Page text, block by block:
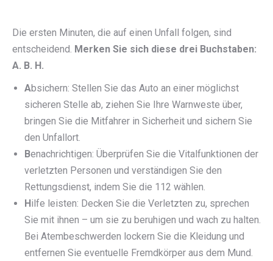
Die ersten Minuten, die auf einen Unfall folgen, sind
entscheidend. Merken Sie sich diese drei Buchstaben:
A. B. H.
Absichern: Stellen Sie das Auto an einer möglichst
sicheren Stelle ab, ziehen Sie Ihre Warnweste über,
bringen Sie die Mitfahrer in Sicherheit und sichern Sie
den Unfallort.
Benachrichtigen: Überprüfen Sie die Vitalfunktionen der
verletzten Personen und verständigen Sie den
Rettungsdienst, indem Sie die 112 wählen.
Hilfe leisten: Decken Sie die Verletzten zu, sprechen
Sie mit ihnen – um sie zu beruhigen und wach zu halten.
Bei Atembeschwerden lockern Sie die Kleidung und
entfernen Sie eventuelle Fremdkörper aus dem Mund.